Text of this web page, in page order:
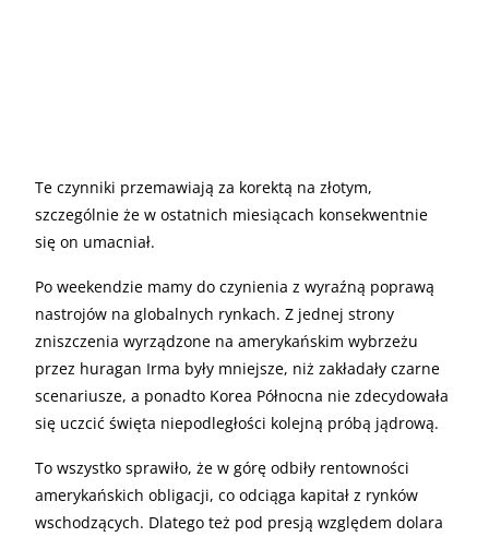
Te czynniki przemawiają za korektą na złotym,
szczególnie że w ostatnich miesiącach konsekwentnie
się on umacniał.
Po weekendzie mamy do czynienia z wyraźną poprawą
nastrojów na globalnych rynkach. Z jednej strony
zniszczenia wyrządzone na amerykańskim wybrzeżu
przez huragan Irma były mniejsze, niż zakładały czarne
scenariusze, a ponadto Korea Północna nie zdecydowała
się uczcić święta niepodległości kolejną próbą jądrową.
To wszystko sprawiło, że w górę odbiły rentowności
amerykańskich obligacji, co odciąga kapitał z rynków
wschodzących. Dlatego też pod presją względem dolara